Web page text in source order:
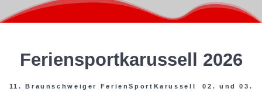
Feriensportkarussell 2026
11. Braunschweiger FerienSportKarussell 02. und 03.